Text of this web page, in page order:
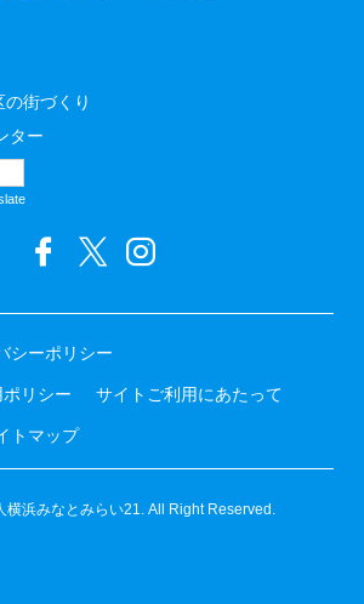
街づくり
ター
シーポリシー
リシー サイトご利用にあたって
トマップ
横浜みなとみらい21. All Right Reserved.